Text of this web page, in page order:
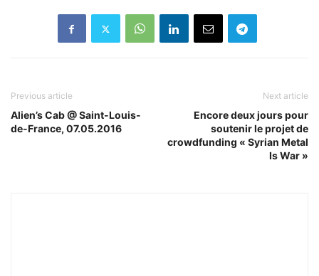
Previous article
Alien’s Cab @ Saint-Louis-
de-France, 07.05.2016
Next article
Encore deux jours pour
soutenir le projet de
crowdfunding « Syrian Metal
Is War »